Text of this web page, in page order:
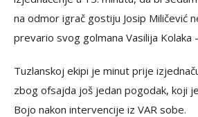
na odmor igrač gostiju Josip Miličević
prevario svog golmana Vasilija Kolaka
Tuzlanskoj ekipi je minut prije
zbog ofsajda još jedan pogodak, koji
Bojo nakon intervencije iz VAR sobe.